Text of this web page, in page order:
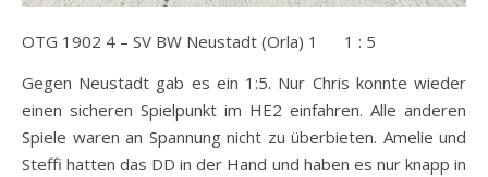
OTG 1902 4 – SV BW Neustadt (Orla) 1 1 : 5
Gegen Neustadt gab es ein 1:5. Nur Chris konnte wieder
einen sicheren Spielpunkt im HE2 einfahren. Alle anderen
Spiele waren an Spannung nicht zu überbieten. Amelie und
Steffi hatten das DD in der Hand und haben es nur knapp in